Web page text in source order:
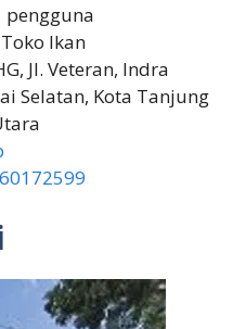
pengguna
Toko Ikan
Jl. Veteran, Indra
Selatan, Kota Tanjung